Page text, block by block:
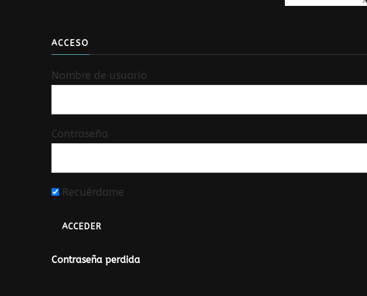
ACCESO
Nombre de usuario
Contraseña
Recuérdame
Contraseña perdida